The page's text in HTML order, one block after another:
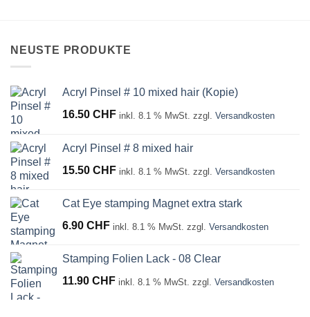
NEUSTE PRODUKTE
Acryl Pinsel # 10 mixed hair (Kopie)
16.50 CHF inkl. 8.1 % MwSt. zzgl. Versandkosten
Acryl Pinsel # 8 mixed hair
15.50 CHF inkl. 8.1 % MwSt. zzgl. Versandkosten
Cat Eye stamping Magnet extra stark
6.90 CHF inkl. 8.1 % MwSt. zzgl. Versandkosten
Stamping Folien Lack - 08 Clear
11.90 CHF inkl. 8.1 % MwSt. zzgl. Versandkosten